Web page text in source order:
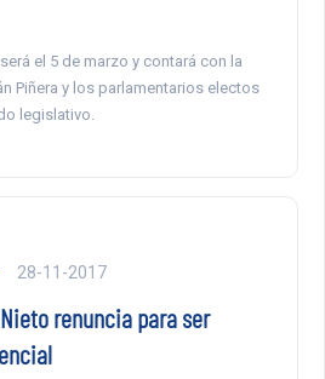
el 5 de marzo y contará con la
Piñera y los parlamentarios electos
legislativo.
28-11-2017
renuncia para ser